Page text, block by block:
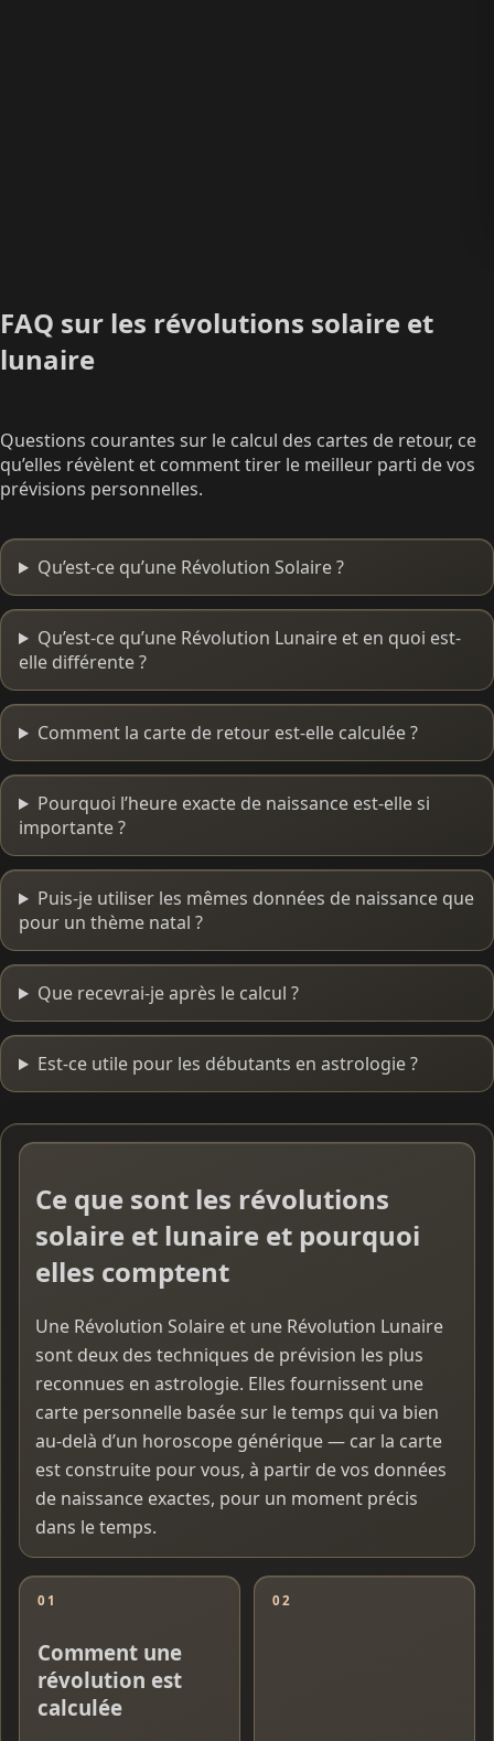
FAQ sur les révolutions solaire et
lunaire
Questions courantes sur le calcul des cartes de retour, ce
qu’elles révèlent et comment tirer le meilleur parti de vos
prévisions personnelles.
Qu’est-ce qu’une Révolution Solaire ?
Qu’est-ce qu’une Révolution Lunaire et en quoi est-
elle différente ?
Comment la carte de retour est-elle calculée ?
Pourquoi l’heure exacte de naissance est-elle si
importante ?
Puis-je utiliser les mêmes données de naissance que
pour un thème natal ?
Que recevrai-je après le calcul ?
Est-ce utile pour les débutants en astrologie ?
Ce que sont les révolutions
solaire et lunaire et pourquoi
elles comptent
Une Révolution Solaire et une Révolution Lunaire
sont deux des techniques de prévision les plus
reconnues en astrologie. Elles fournissent une
carte personnelle basée sur le temps qui va bien
au-delà d’un horoscope générique — car la carte
est construite pour vous, à partir de vos données
de naissance exactes, pour un moment précis
dans le temps.
01
Comment une
révolution est
calculée
02